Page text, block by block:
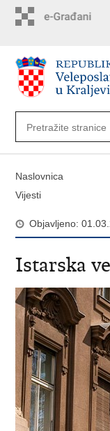
Naslovnica
Vijesti
Objavljeno:
Istarska